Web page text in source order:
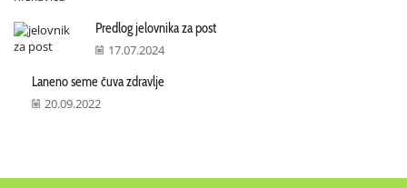
Predlog jelovnika za post
17.07.2024
Laneno seme čuva zdravlje
20.09.2022